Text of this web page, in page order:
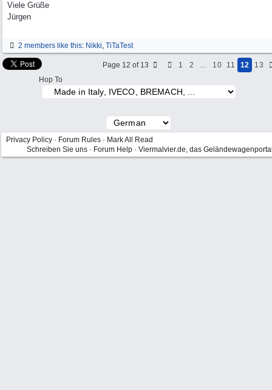
Viele Grüße
Jürgen
2 members like this: Nikki, TiTaTest
Page 12 of 13 1 2 … 10 11 12
13
Hop To
Privacy Policy · Forum Rules · Mark All Read
Schreiben Sie uns · Forum Help · Viermalvier.de, das